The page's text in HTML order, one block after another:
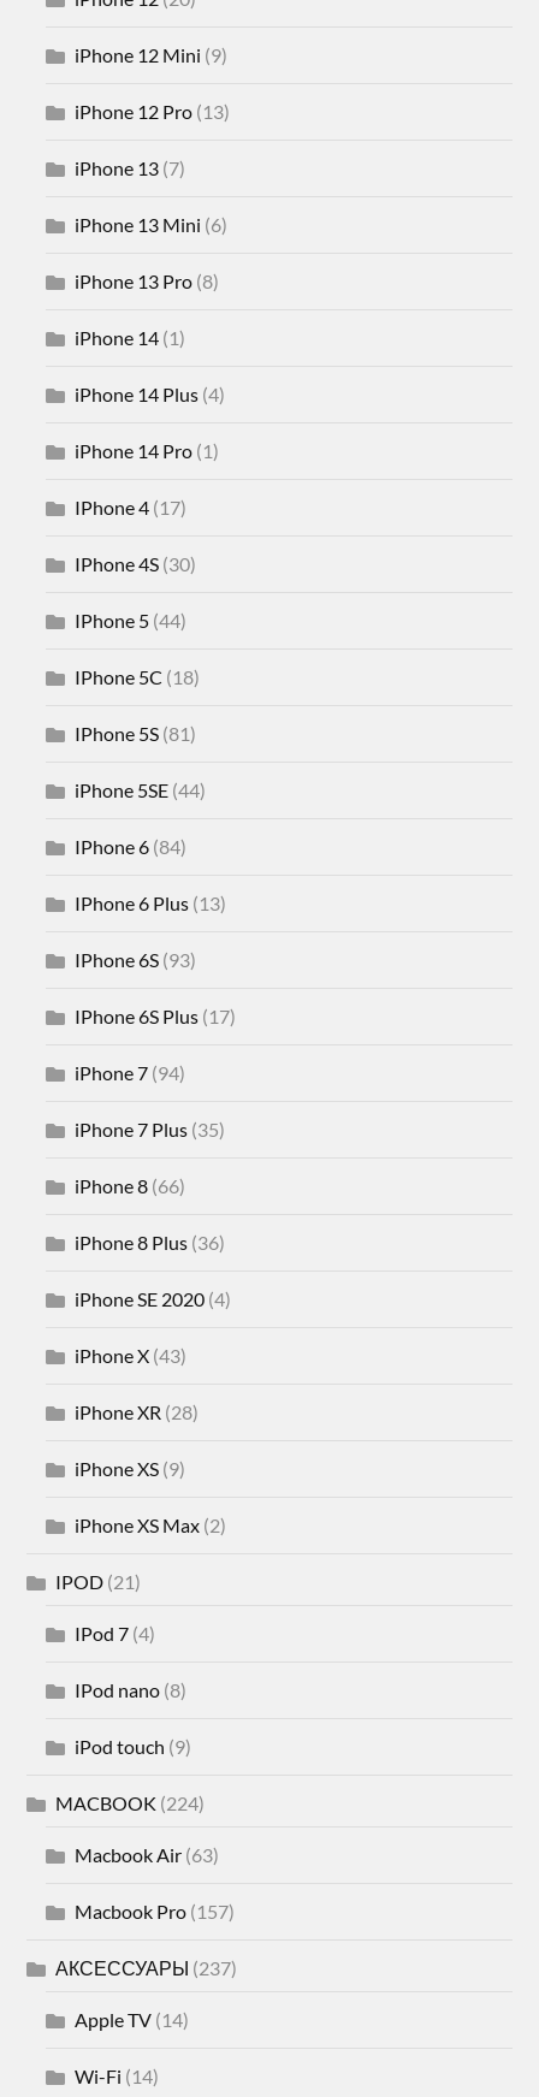
iPhone 12 Mini (9)
iPhone 12 Pro (13)
iPhone 13 (7)
iPhone 13 Mini (6)
iPhone 13 Pro (8)
iPhone 14 (1)
iPhone 14 Plus (4)
iPhone 14 Pro (1)
IPhone 4 (17)
IPhone 4S (30)
IPhone 5 (44)
IPhone 5C (18)
IPhone 5S (81)
iPhone 5SE (44)
IPhone 6 (84)
IPhone 6 Plus (13)
IPhone 6S (93)
IPhone 6S Plus (17)
iPhone 7 (94)
iPhone 7 Plus (35)
iPhone 8 (66)
iPhone 8 Plus (36)
iPhone SE 2020 (4)
iPhone X (43)
iPhone XR (28)
iPhone XS (9)
iPhone XS Max (2)
IPOD (21)
IPod 7 (4)
IPod nano (8)
iPod touch (9)
MACBOOK (224)
Macbook Air (63)
Macbook Pro (157)
АКСЕССУАРЫ (237)
Apple TV (14)
Wi-Fi (14)